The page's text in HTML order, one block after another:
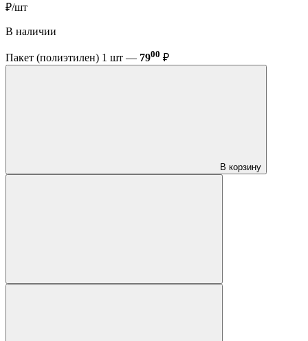
₽/шт
В наличии
Пакет (полиэтилен) 1 шт — 7900 ₽
В корзину